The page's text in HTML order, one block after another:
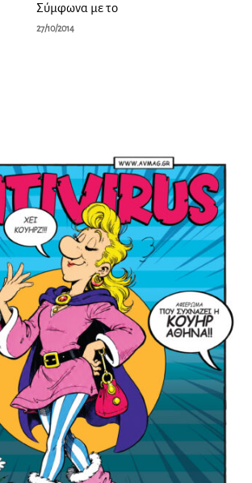
Σύμφωνα με το
27/10/2014